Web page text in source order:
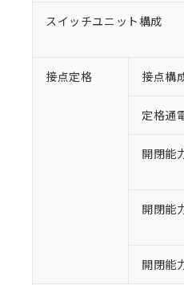
スイッチユニット構成
接点定格 接点構
定格通
開閉能
開閉能
開閉能